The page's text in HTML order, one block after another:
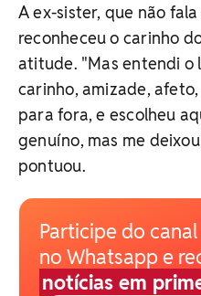
A ex-sister, que não
reconheceu o carinho
atitude. "Mas entendi o
carinho, amizade,
para fora, e escolheu
genuíno, mas me
pontuou.
Participe do canal
no Whatsapp e
notícias em